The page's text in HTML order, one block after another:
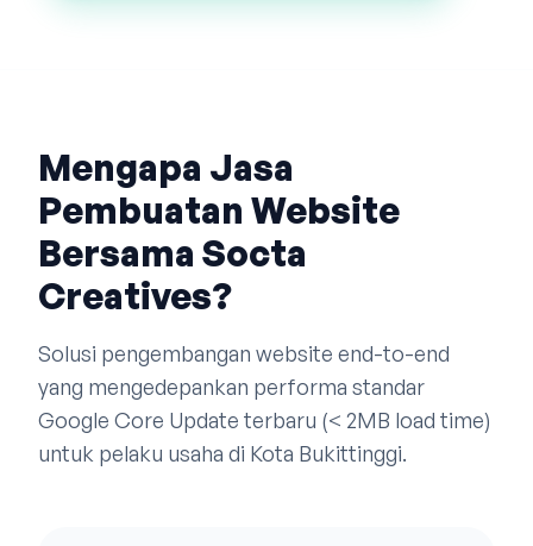
Mengapa Jasa
Pembuatan Website
Bersama Socta
Creatives?
Solusi pengembangan website end-to-end
yang mengedepankan performa standar
Google Core Update terbaru (< 2MB load time)
untuk pelaku usaha di Kota Bukittinggi.